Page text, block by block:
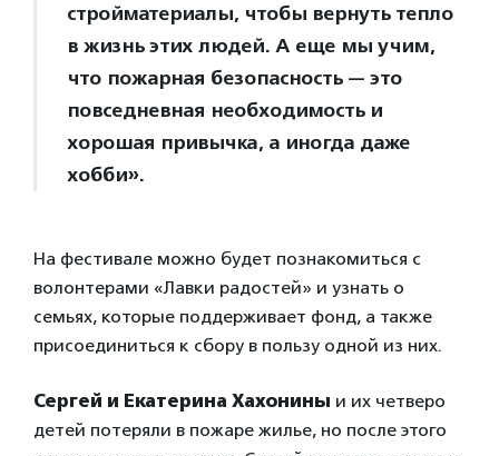
стройматериалы, чтобы вернуть тепло
в жизнь этих людей. А еще мы учим,
что пожарная безопасность — это
повседневная необходимость и
хорошая привычка, а иногда даже
хобби».
На фестивале можно будет познакомиться с
волонтерами «Лавки радостей» и узнать о
семьях, которые поддерживает фонд, а также
присоединиться к сбору в пользу одной из них.
Сергей и Екатерина Хахонины и их четверо
детей потеряли в пожаре жилье, но после этого